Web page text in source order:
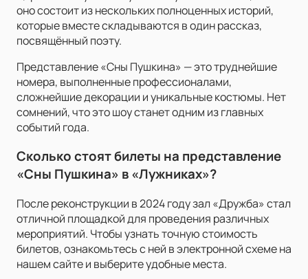
оно состоит из нескольких полноценных историй,
которые вместе складываются в один рассказ,
посвящённый поэту.
Представление «Сны Пушкина» — это труднейшие
номера, выполненные профессионалами,
сложнейшие декорации и уникальные костюмы. Нет
сомнений, что это шоу станет одним из главных
событий года.
Сколько стоят билеты на представление
«Сны Пушкина» в «Лужниках»?
После реконструкции в 2024 году зал «Дружба» стал
отличной площадкой для проведения различных
мероприятий. Чтобы узнать точную стоимость
билетов, ознакомьтесь с ней в электронной схеме на
нашем сайте и выберите удобные места.